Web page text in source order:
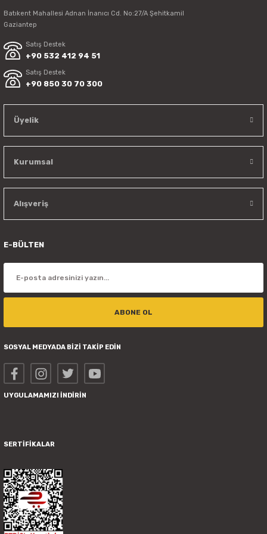
Batıkent Mahallesi Adnan İnanıcı Cd. No:27/A Şehitkamil
Gaziantep
Satış Destek
+90 532 412 94 51
Satış Destek
+90 850 30 70 300
Üyelik
Kurumsal
Alışveriş
E-BÜLTEN
ABONE OL
SOSYAL MEDYADA BİZİ TAKİP EDİN
UYGULAMAMIZI İNDİRİN
SERTİFİKALAR